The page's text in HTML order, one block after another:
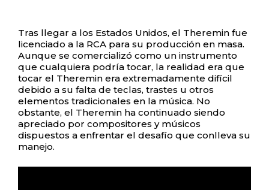
Tras llegar a los Estados Unidos, el Theremin fue
licenciado a la RCA para su producción en masa.
Aunque se comercializó como un instrumento
que cualquiera podría tocar, la realidad era que
tocar el Theremin era extremadamente difícil
debido a su falta de teclas, trastes u otros
elementos tradicionales en la música. No
obstante, el Theremin ha continuado siendo
apreciado por compositores y músicos
dispuestos a enfrentar el desafío que conlleva su
manejo.